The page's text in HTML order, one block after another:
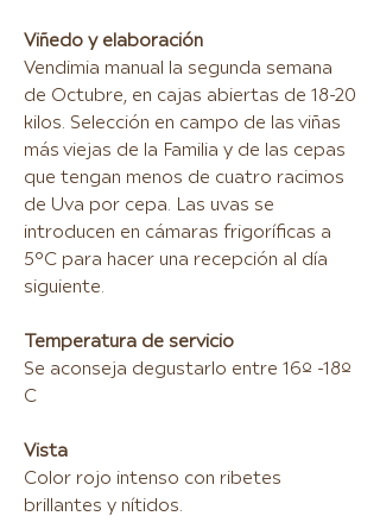
Viñedo y elaboración
Vendimia manual la segunda semana
de Octubre, en cajas abiertas de 18-20
kilos. Selección en campo de las viñas
más viejas de la Familia y de las cepas
que tengan menos de cuatro racimos
de Uva por cepa. Las uvas se
introducen en cámaras frigoríficas a
5°C para hacer una recepción al día
siguiente.
Temperatura de servicio
Se aconseja degustarlo entre 16º -18º
C
Vista
Color rojo intenso con ribetes
brillantes y nítidos.